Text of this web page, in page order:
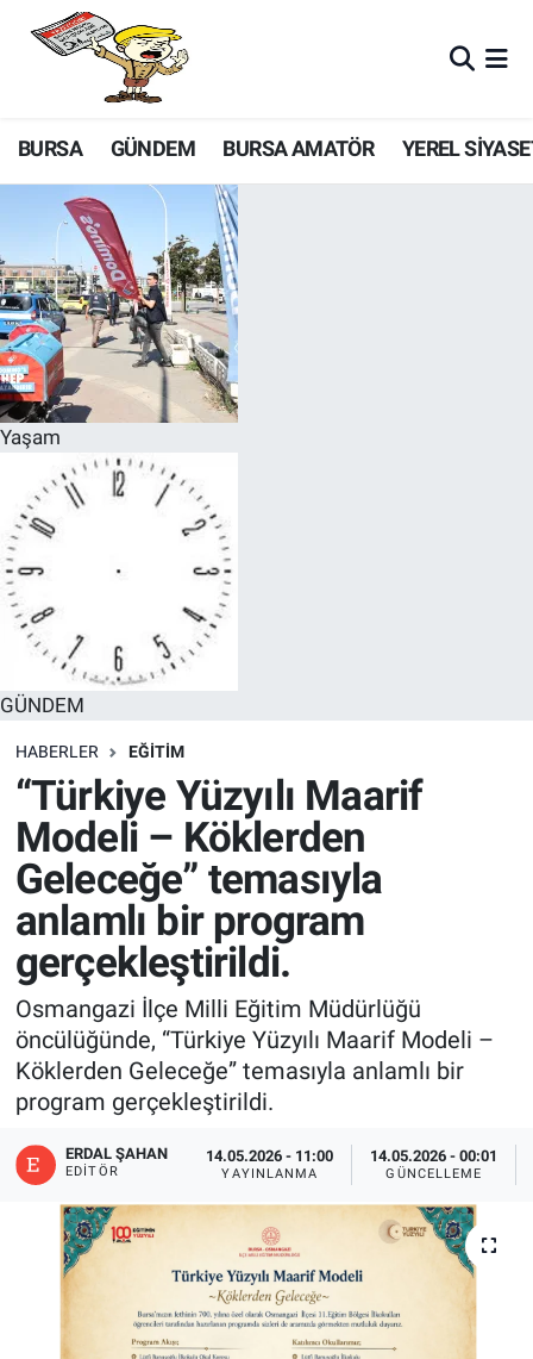
BURSA GÜNDEM BURSA AMATÖR YEREL
Yaşam
GÜNDEM
HABERLER EĞİTİM
“Türkiye Yüzyılı Maarif
Modeli – Köklerden
Geleceğe” temasıyla
anlamlı bir program
gerçekleştirildi.
Osmangazi İlçe Milli Eğitim Müdürlüğü
öncülüğünde, “Türkiye Yüzyılı Maarif Modeli –
Köklerden Geleceğe” temasıyla anlamlı bir
program gerçekleştirildi.
ERDAL ŞAHAN
EDITÖR
14.05.2026 - 11:00
YAYINLANMA
14.05.2026 - 00:01
GÜNCELLEME